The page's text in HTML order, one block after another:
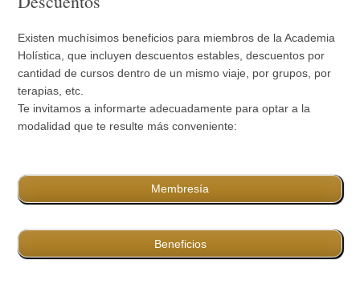
Existen muchísimos beneficios para miembros de la Academia
Holística, que incluyen descuentos estables, descuentos por
cantidad de cursos dentro de un mismo viaje, por grupos, por
terapias, etc.
Te invitamos a informarte adecuadamente para optar a la
modalidad que te resulte más conveniente:
Membresía
Beneficios